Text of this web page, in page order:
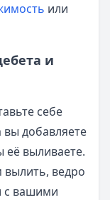
или
и
себе
вы добавляете
её выливаете.
ведро
с вашими